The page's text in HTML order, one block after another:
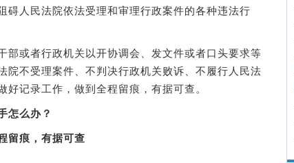
碍人民法院依法受理和审理行政案件的各种违法行
或者行政机关以开协调会、发文件或者口头要求等
院不受理案件、不判决行政机关败诉、不履行人民法
好记录工作，做到全程留痕，有据可查。
怎么办？
留痕，有据可查